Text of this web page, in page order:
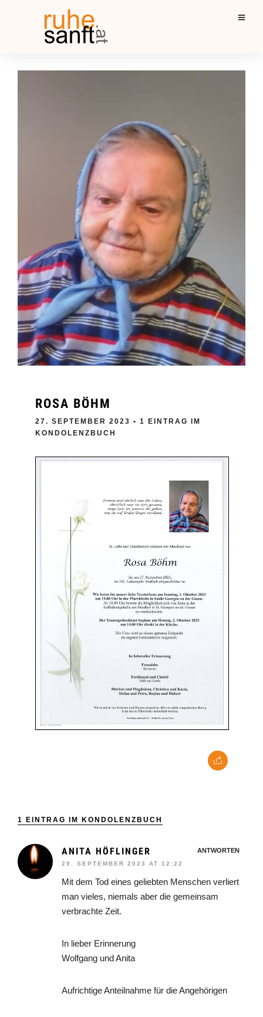
ROSA BÖHM
27. SEPTEMBER 2023 • 1 EINTRAG IM
KONDOLENZBUCH
1 EINTRAG IM KONDOLENZBUCH
ANITA HÖFLINGER
29. SEPTEMBER 2023 AT 12:22
ANTWORTEN
Mit dem Tod eines geliebten Menschen verliert
man vieles, niemals aber die gemeinsam
verbrachte Zeit.
In lieber Erinnerung
Wolfgang und Anita
Aufrichtige Anteilnahme für die Angehörigen